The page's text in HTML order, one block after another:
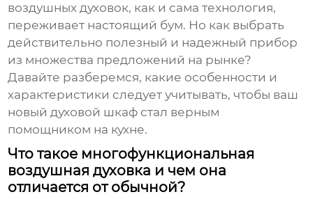
воздушных духовок, как и сама технология,
переживает настоящий бум. Но как выбрать
действительно полезный и надежный прибор
из множества предложений на рынке?
Давайте разберемся, какие особенности и
характеристики следует учитывать, чтобы ваш
новый духовой шкаф стал верным
помощником на кухне.
Что такое многофункциональная
воздушная духовка и чем она
отличается от обычной?